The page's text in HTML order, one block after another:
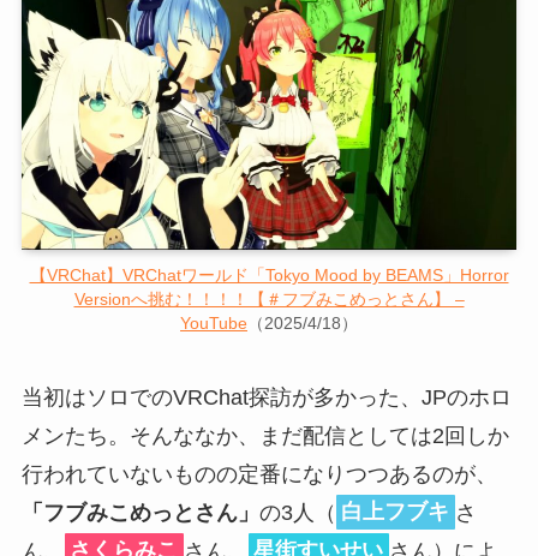
【VRChat】VRChatワールド「Tokyo Mood by BEAMS」Horror
Versionへ挑む！！！！【＃フブみこめっとさん】 –
YouTube （2025/4/18）
当初はソロでのVRChat探訪が多かった、JPのホロ
メンたち。そんななか、まだ配信としては2回しか
行われていないものの定番になりつつあるのが、
「フブみこめっとさん」 の3人（ 白上フブキ さ
ん、
さくらみこ さん、 星街すいせい さん）によ